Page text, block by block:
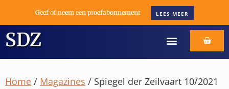
Geef of neem een proefabonnement LEES MEER
SDZ
Home / Magazines / Spiegel der Zeilvaart 10/2021